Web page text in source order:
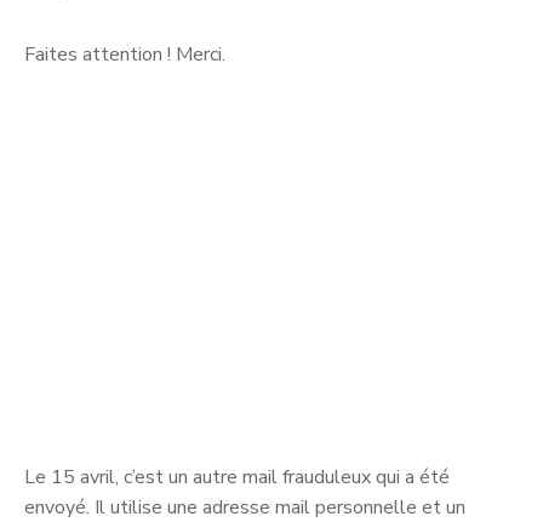
Faites attention ! Merci.
Le 15 avril, c’est un autre mail frauduleux qui a été
envoyé. Il utilise une adresse mail personnelle et un